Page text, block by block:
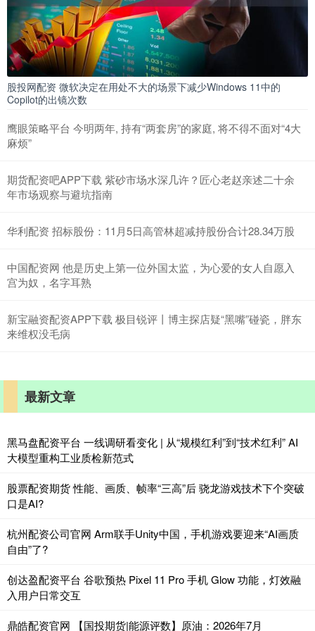
股投网配资 微软决定在用处不大的场景下减少Windows 11中的
Copilot的出镜次数
鹰眼策略平台 今明两年, 持有“两套房”的家庭, 将不得不面对“4大
麻烦”
期货配资吧APP下载 紫砂市场水深几许？匠心老赵亲述二十余
年市场观察与避坑指南
华利配资 招标股份：11月5日高管林超减持股份合计28.34万股
中国配资网 他是历史上第一位外国太监，为心爱的女人自愿入
宫为奴，名字耳熟
新宝融资配资APP下载 极目锐评丨博主探店疑“黑嘴”碰瓷，胖东
来维权没毛病
最新文章
黑马盘配资平台 一线调研看变化 | 从“规模红利”到“技术红利” AI
大模型重构工业质检新范式
股票配资期货 性能、画质、帧率“三高”后 骁龙游戏技术下个突破
口是AI?
杭州配资公司官网 Arm联手Unity中国，手机游戏要迎来“AI画质
自由”了?
创达盈配资平台 谷歌预热 Pixel 11 Pro 手机 Glow 功能，灯效融
入用户日常交互
鼎皓配资官网 【国投期货|能源评数】原油：2026年7月